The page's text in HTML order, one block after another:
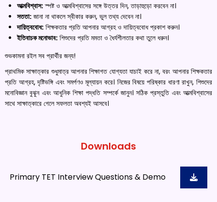
আত্মবিশ্বাস:স্পষ্ট ও আত্মবিশ্বাসের সঙ্গে উত্তর দিন, তাড়াহুড়ো করবেন না।
সততা: জানা না থাকলে স্বীকার করুন, ভুল তথ্য দেবেন না।
দায়িত্ববোধ: শিক্ষকতার প্রতি আপনার আগ্রহ ও দায়িত্ববোধ প্রকাশ করুন।
ইতিবাচক মনোভাব: শিশুদের প্রতি মমতা ও ধৈর্যশীলতার কথা তুলে ধরুন।
শুভকামনা রইল সব প্রার্থীর জন্য!
প্রাথমিক সাক্ষাত্কার শুধুমাত্র আপনার শিক্ষাগত যোগ্যতা যাচাই করে না, বরং আপনার শিক্ষকতার
প্রতি আগ্রহ, দৃষ্টিভঙ্গি এবং সমর্পণও মূল্যায়ন করে। নিজের বিষয়ে পরিষ্কার ধারণা রাখুন, শিশুদের
মনোবিজ্ঞান বুঝুন এবং আধুনিক শিক্ষা পদ্ধতি সম্পর্কে জানুন। সঠিক প্রস্তুতি এবং আত্মবিশ্বাসের
সাথে সাক্ষাত্কারে গেলে সফলতা অবশ্যই আসবে।
Downloads
Primary TET Interview Questions & Demo